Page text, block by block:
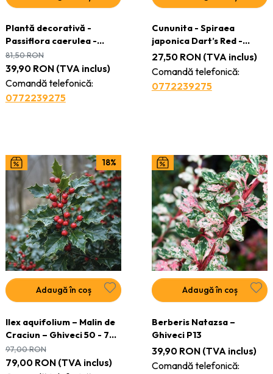
Plantă decorativă -
Passiflora caerulea -
ghiveci
39,90 RON(TVA inclus)
Comandă telefonică:
0772239275
81,50RON
Cununita - Spiraea
japonica Dart’s Red -
Ghiveci
27,50 RON(TVA inclus)
Comandă telefonică:
0772239275
18%
Adaugă în coș
Ilex aquifolium – Malin de
Craciun – Ghiveci 50 - 70
cm
79,00 RON(TVA inclus)
97,00RON
Adaugă în coș
Berberis Natazsa –
Ghiveci P13
39,90 RON(TVA inclus)
Comandă telefonică: